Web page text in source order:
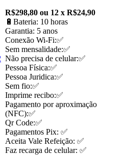
R$298,80 ou 12 x R$24,90
🔋Bateria: 10 horas
Garantia: 5 anos
Conexão Wi-Fi:✅
Sem mensalidade:✅
Não precisa de celular:✅
Pessoa Física:✅
Pessoa Juridica:✅
Sem fio:✅
Imprime recibo:✅
Pagamento por aproximação
(NFC):✅
Qr Code:✅
Pagamentos Pix: ✅
Aceita Vale Refeição: ✅
Faz recarga de celular: ✅